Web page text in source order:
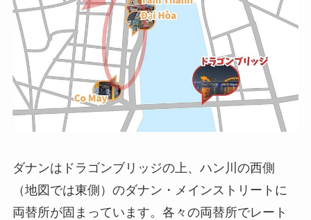
ダナンはドラゴンブリッジの上、ハン川の西側
（地図では東側）のダナン・メインストリートに
両替所が固まっています。各々の両替所でレート